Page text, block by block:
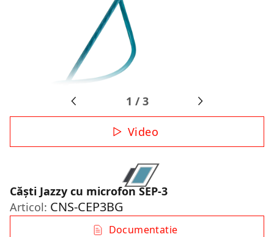
1 /3
Video
Căști Jazzy cu microfon SEP-3
Articol: CNS-CEP3BG
Documentatie